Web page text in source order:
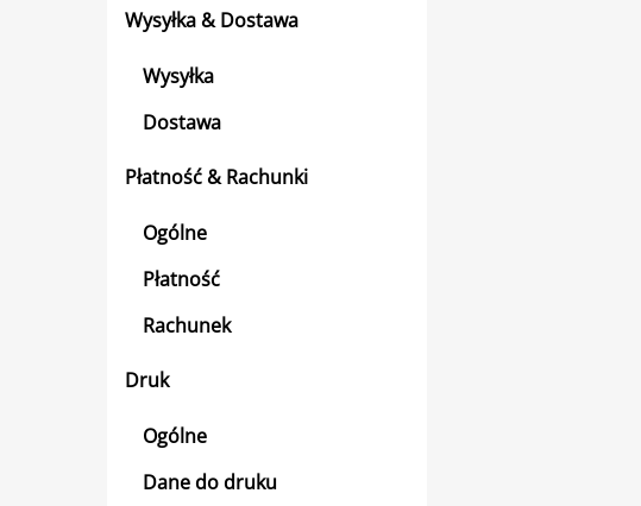
Wysyłka & Dostawa
Wysyłka
Dostawa
Płatność & Rachunki
Ogólne
Płatność
Rachunek
Druk
Ogólne
Dane do druku